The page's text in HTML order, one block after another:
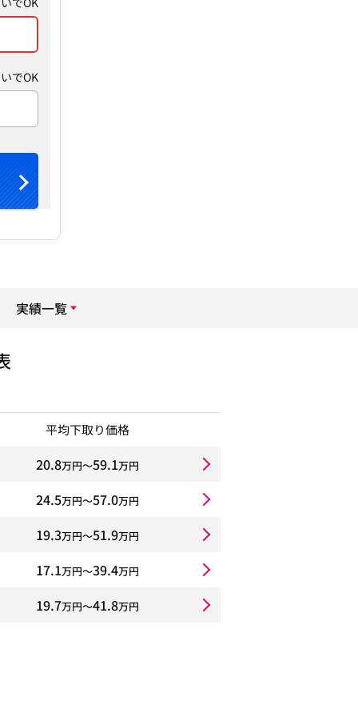
でOK
実績一覧
平均下取り価格
20.8万円〜59.1万円
24.5万円〜57.0万円
19.3万円〜51.9万円
17.1万円〜39.4万円
19.7万円〜41.8万円